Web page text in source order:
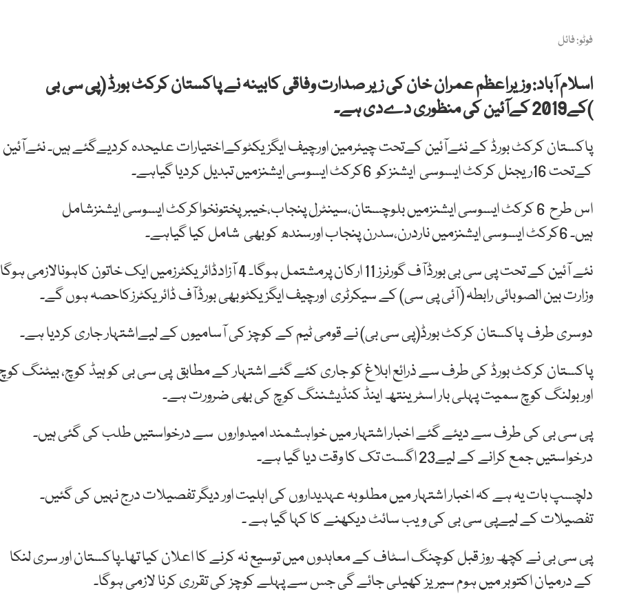
فوٹو: فائل
اسلام آباد: وزیراعظم عمران خان کی زیر صدارت وفاقی کابینہ نے پاکستان کرکٹ بورڈ (پی سی بی
)کے2019 کےآئین کی منظوری دےدی ہے۔
پاکستان کرکٹ بورڈ کے نئےآئین کےتحت چیئرمین اورچیف ایگزیکٹوکےاختیارات علیحدہ کردیےگئے ہیں۔ نئےآئین
کےتحت 16ریجنل کرکٹ ایسوسی ایشنزکو 6کرکٹ ایسوسی ایشنزمیں تبدیل کردیا گیاہے۔
اس طرح 6 کرکٹ ایسوسی ایشنزمیں بلوچستان،سینٹرل پنجاب،خیبرپختونخواکرکٹ ایسوسی ایشنزشامل
ہیں۔ 6کرکٹ ایسوسی ایشنزمیں ناردرن،سدرن پنجاب اورسندھ کوبھی شامل کیا گیاہے۔
نئے آئین کے تحت پی سی بی بورڈآف گورنرز 11 ارکان پرمشتمل ہوگا۔ 4 آزادڈائریکٹرزمیں ایک خاتون کاہونالازمی
وزارت بین الصوبائی رابطہ (آئی پی سی) کے سیکرٹری اورچیف ایگزیکٹوبھی بورڈآف ڈائریکٹرزکاحصہ ہوں گے۔
دوسری طرف پاکستان کرکٹ بورڈ(پی سی بی) نے قومی ٹیم کے کوچز کی آسامیوں کے لیےاشتہار جاری کردیا ہے۔
پاکستان کرکٹ بورڈ کی طرف سے ذرائع ابلاغ کو جاری کئے گئے اشتہار کے مطابق پی سی بی کو ہیڈ کوچ، بیٹنگ
اور بولنگ کوچ سمیت پہلی بار اسٹرینتھ اینڈ کنڈیشننگ کوچ کی بھی ضرورت ہے۔
پی سی بی کی طرف سے دیئے گئے اخبار اشتہار میں خواہشمند امیدواروں سے درخواستیں طلب کی گئی ہیں۔
درخواستیں جمع کرانے کے لیے23 اگست تک کا وقت دیا گیا ہے۔
دلچسپ بات یہ ہے کہ اخبار اشتہار میں مطلوبہ عہدیداروں کی اہلیت اور دیگر تفصیلات درج نہیں کی گئیں۔
تفصیلات کے لیےپی سی بی کی ویب سائٹ دیکھنے کا کہا گیا ہے ۔
پی سی بی نے کچھ روز قبل کوچنگ اسٹاف کے معاہدوں میں توسیع نہ کرنے کا اعلان کیا تھا۔پاکستان اور سری لنکا
کے درمیان اکتوبر میں ہوم سیریز کھیلی جائے گی جس سے پہلے کوچز کی تقرری کرنا لازمی ہوگا۔